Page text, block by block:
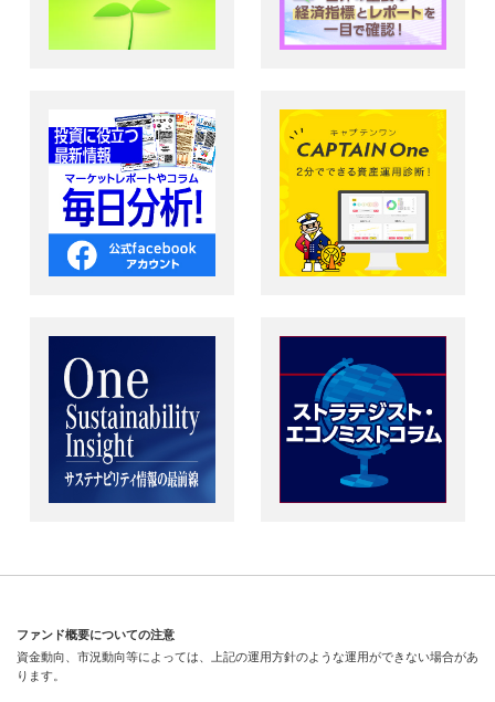
ファンド概要についての注意
資金動向、市況動向等によっては、上記の運用方針のような運用ができない場合があ
ります。